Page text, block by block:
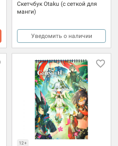
Скетчбук Otaku (с сеткой для
манги)
Уведомить о наличии
12+